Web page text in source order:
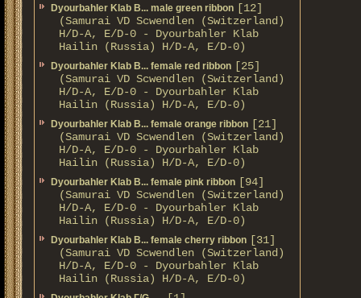
Dyourbahler Klab B... male green ribbon [12]
(Samurai VD Scwendlen (Switzerland)
H/D-A, E/D-0 - Dyourbahler Klab
Hailin (Russia) H/D-A, E/D-0)
Dyourbahler Klab B... female red ribbon [25]
(Samurai VD Scwendlen (Switzerland)
H/D-A, E/D-0 - Dyourbahler Klab
Hailin (Russia) H/D-A, E/D-0)
Dyourbahler Klab B... female orange ribbon [21]
(Samurai VD Scwendlen (Switzerland)
H/D-A, E/D-0 - Dyourbahler Klab
Hailin (Russia) H/D-A, E/D-0)
Dyourbahler Klab B... female pink ribbon [94]
(Samurai VD Scwendlen (Switzerland)
H/D-A, E/D-0 - Dyourbahler Klab
Hailin (Russia) H/D-A, E/D-0)
Dyourbahler Klab B... female cherry ribbon [31]
(Samurai VD Scwendlen (Switzerland)
H/D-A, E/D-0 - Dyourbahler Klab
Hailin (Russia) H/D-A, E/D-0)